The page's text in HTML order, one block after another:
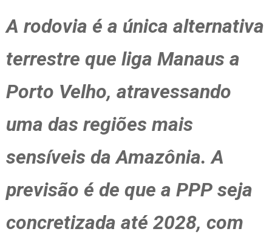
A rodovia é a única alternativa
terrestre que liga Manaus a
Porto Velho, atravessando
uma das regiões mais
sensíveis da Amazônia. A
previsão é de que a PPP seja
concretizada até 2028, com